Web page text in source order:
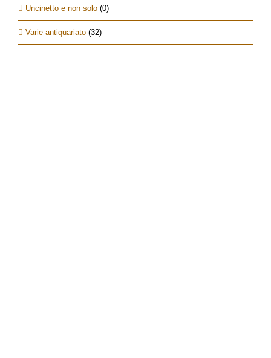
Uncinetto e non solo (0)
Varie antiquariato (32)